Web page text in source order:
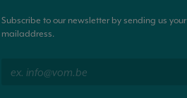
Subscribe to our newsletter by sending us your
mailaddress.